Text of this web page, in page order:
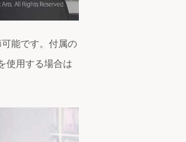
能です。付属の
使用する場合は